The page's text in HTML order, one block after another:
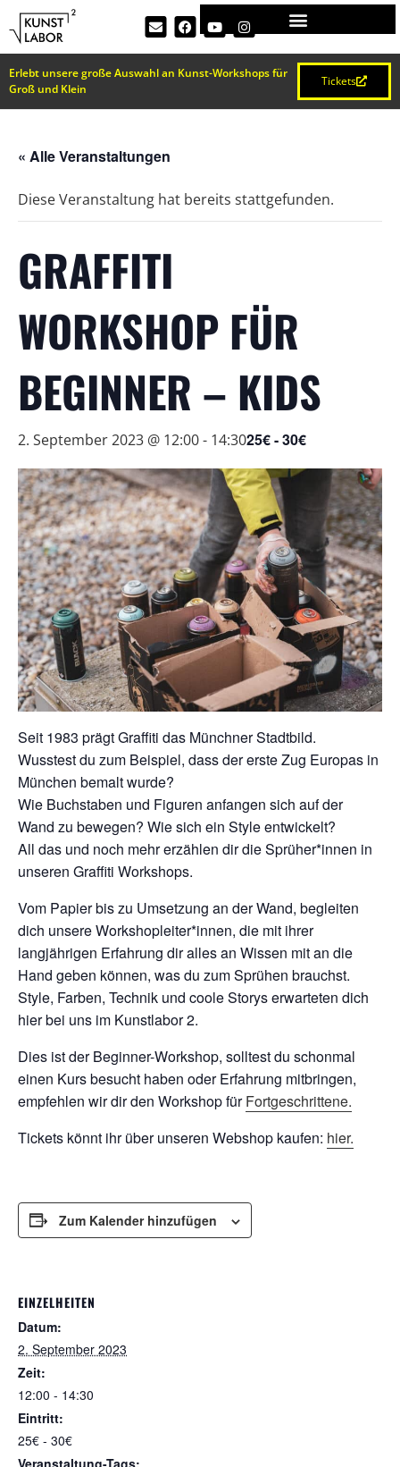
Erlebt unsere große Auswahl an Kunst-Workshops für
Groß und Klein
Tickets
« Alle Veranstaltungen
Diese Veranstaltung hat bereits stattgefunden.
GRAFFITI
WORKSHOP FÜR
BEGINNER – KIDS
2. September 2023 @ 12:00- 14:3025€ - 30€
Seit 1983 prägt Graffiti das Münchner Stadtbild.
Wusstest du zum Beispiel, dass der erste Zug Europas in
München bemalt wurde?
Wie Buchstaben und Figuren anfangen sich auf der
Wand zu bewegen? Wie sich ein Style entwickelt?
All das und noch mehr erzählen dir die Sprüher*innen in
unseren Graffiti Workshops.
Vom Papier bis zu Umsetzung an der Wand, begleiten
dich unsere Workshopleiter*innen, die mit ihrer
langjährigen Erfahrung dir alles an Wissen mit an die
Hand geben können, was du zum Sprühen brauchst.
Style, Farben, Technik und coole Storys erwarteten dich
hier bei uns im Kunstlabor 2.
Dies ist der Beginner-Workshop, solltest du schonmal
einen Kurs besucht haben oder Erfahrung mitbringen,
empfehlen wir dir den Workshop fürFortgeschrittene.
Tickets könnt ihr über unseren Webshop kaufen: hier.
Zum Kalender hinzufügen
EINZELHEITEN
Datum:
2. September 2023
Zeit:
12:00 - 14:30
Eintritt:
25€ - 30€
Veranstaltung-Tags: